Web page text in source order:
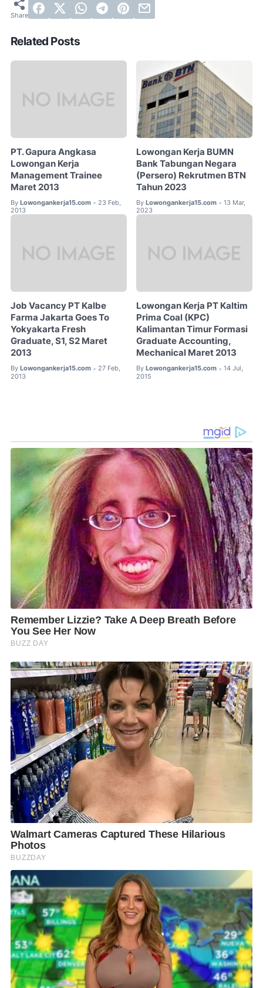
Related Posts
PT. Gapura Angkasa
Lowongan Kerja
Management Trainee
Maret 2013
By Lowongankerja15.com • 23 Feb,
2013
Lowongan Kerja BUMN
Bank Tabungan Negara
(Persero) Rekrutmen BTN
Tahun 2023
By Lowongankerja15.com • 13 Mar,
2023
Job Vacancy PT Kalbe
Farma Jakarta Goes To
Yokyakarta Fresh
Graduate, S1, S2 Maret
2013
By Lowongankerja15.com • 27 Feb,
2013
Lowongan Kerja PT Kaltim
Prima Coal (KPC)
Kalimantan Timur Formasi
Graduate Accounting,
Mechanical Maret 2013
By Lowongankerja15.com • 14 Jul,
2015